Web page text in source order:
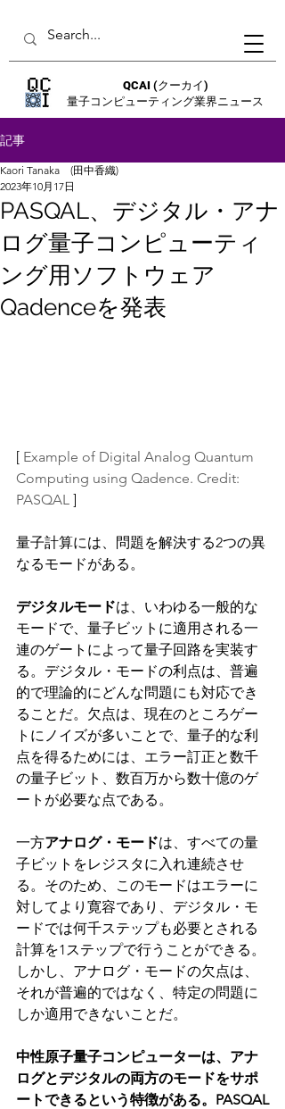
QCAI (クーカイ)
量子コンピューティング業界ニュース
記事
PASQAL、デジタル・アナ
ログ量子コンピューティ
ング用ソフトウェア
Qadenceを発表
Kaori Tanaka (田中香織)
2023年10月17日
[ Example of Digital Analog Quantum
Computing using Qadence. Credit:
PASQAL ]
量子計算には、問題を解決する2つの異
なるモードがある。
デジタルモードは、いわゆる一般的な
モードで、量子ビットに適用される一
連のゲートによって量子回路を実装す
る。デジタル・モードの利点は、普遍
的で理論的にどんな問題にも対応でき
ることだ。欠点は、現在のところゲー
トにノイズが多いことで、量子的な利
点を得るためには、エラー訂正と数千
の量子ビット、数百万から数十億のゲ
ートが必要な点である。
一方アナログ・モードは、すべての量
子ビットをレジスタに入れ連続させ
る。そのため、このモードはエラーに
対してより寛容であり、デジタル・モ
ードでは何千ステップも必要とされる
計算を1ステップで行うことができる。
しかし、アナログ・モードの欠点は、
それが普遍的ではなく、特定の問題に
しか適用できないことだ。
中性原子量子コンピューターは、アナ
ログとデジタルの両方のモードをサポ
ートできるという特徴がある。PASQAL